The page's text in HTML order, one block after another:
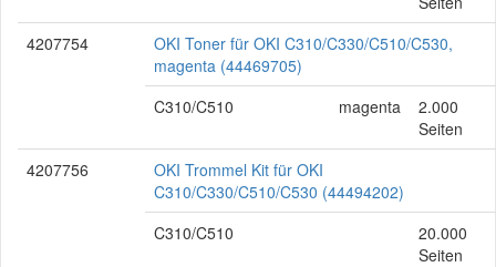
4207754
OKI Toner für OKI C310/C330/C510/C530,
magenta (44469705)
C310/C510
magenta
2.000
Seiten
4207756
OKI Trommel Kit für OKI
C310/C330/C510/C530 (44494202)
C310/C510
20.000
Seiten